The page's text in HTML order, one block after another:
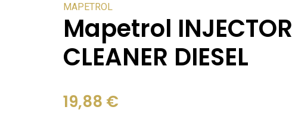
MAPETROL
Mapetrol INJECTOR
CLEANER DIESEL
19,88 €